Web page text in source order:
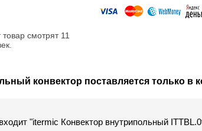
смотрят 11
конвектор поставляется только в
"itermic Конвектор внутрипольный